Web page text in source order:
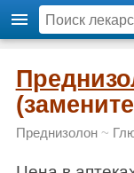
Преднизолон~